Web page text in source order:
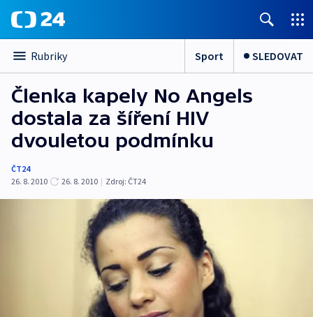
Rubriky Sport SLEDOVAT
Členka kapely No Angels
dostala za šíření HIV
dvouletou podmínku
ČT24
26. 8. 2010
26. 8. 2010 | Zdroj: ČT24